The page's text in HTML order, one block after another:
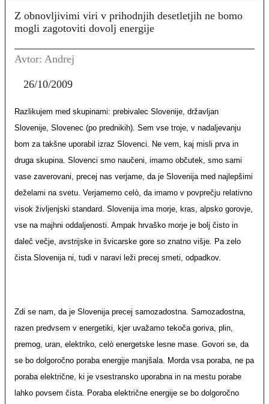
Z obnovljivimi viri v prihodnjih desetletjih ne bomo
mogli zagotoviti dovolj energije
Avtor: Andrej
26/10/2009
Razlikujem med skupinami: prebivalec Slovenije, državljan
Slovenije, Slovenec (po prednikih). Sem vse troje, v nadaljevanju
bom za takšne uporabil izraz Slovenci. Ne vem, kaj misli prva in
druga skupina. Slovenci smo naučeni, imamo občutek, smo sami
vase zaverovani, precej nas verjame, da je Slovenija med najlepšimi
deželami na svetu. Verjamemo celò, da imamo v povprečju relativno
visok življenjski standard. Slovenija ima morje, kras, alpsko gorovje,
vse na majhni oddaljenosti. Ampak hrvaško morje je bolj čisto in
daleč večje, avstrijske in švicarske gore so znatno višje. Pa zelo
čista Slovenija ni, tudi v naravi leži precej smeti, odpadkov.
Zdi se nam, da je Slovenija precej samozadostna. Samozadostna,
razen predvsem v energetiki, kjer uvažamo tekoča goriva, plin,
premog, uran, elektriko, celò energetske lesne mase. Govori se, da
se bo dolgoročno poraba energije manjšala. Morda vsa poraba, ne pa
poraba električne, ki je vsestransko uporabna in na mestu porabe
lahko povsem čista. Poraba električne energije se bo dolgoročno